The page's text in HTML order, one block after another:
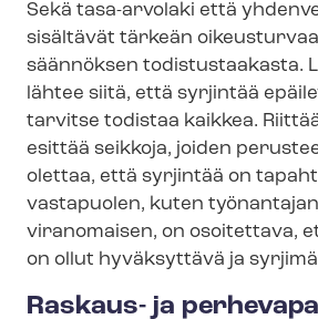
Sekä tasa-arvolaki että
sisältävät tärkeän
säännöksen todistustaakasta.
lähtee siitä, että syrjintää
tarvitse todistaa kaikkea.
esittää seikkoja, joiden
olettaa, että syrjintää on
vastapuolen, kuten
viranomaisen, on osoitettava,
on ollut hyväksyttävä ja
Raskaus- ja